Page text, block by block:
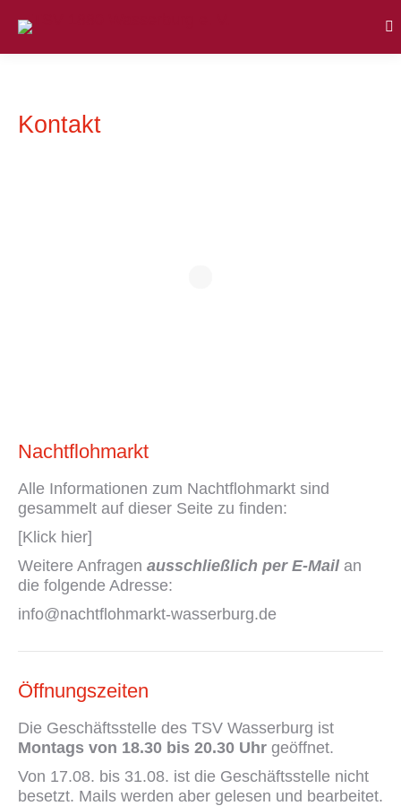
Kontakt
Nachtflohmarkt
Alle Informationen zum Nachtflohmarkt sind
gesammelt auf dieser Seite zu finden:
[Klick hier]
Weitere Anfragen ausschließlich per E-Mailan
die folgende Adresse:
info@nachtflohmarkt-wasserburg.de
Öffnungszeiten
Die Geschäftsstelle des TSV Wasserburg ist
Montags von 18.30 bis 20.30 Uhr geöffnet.
Von 17.08. bis 31.08. ist die Geschäftsstelle nicht
besetzt. Mails werden aber gelesen und bearbeitet.